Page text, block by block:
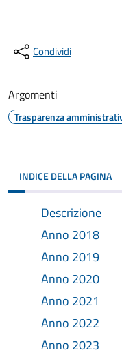
Condividi
Argomenti
Trasparenza
INDICE DELLA PAGINA
Descrizione
Anno 2018
Anno 2019
Anno 2020
Anno 2021
Anno 2022
Anno 2023